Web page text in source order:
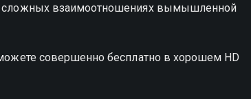
сложных взаимоотношениях вымышленной
совершенно бесплатно в хорошем HD